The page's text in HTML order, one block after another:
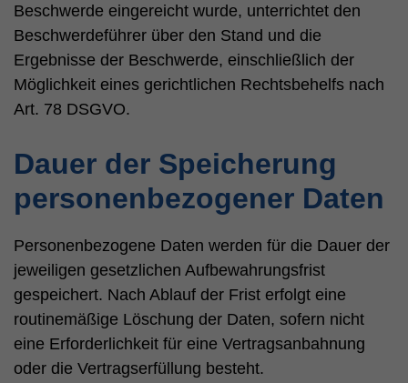
Beschwerde eingereicht wurde, unterrichtet den
Beschwerdeführer über den Stand und die
Ergebnisse der Beschwerde, einschließlich der
Möglichkeit eines gerichtlichen Rechtsbehelfs nach
Art. 78 DSGVO.
Dauer der Speicherung
personenbezogener Daten
Personenbezogene Daten werden für die Dauer der
jeweiligen gesetzlichen Aufbewahrungsfrist
gespeichert. Nach Ablauf der Frist erfolgt eine
routinemäßige Löschung der Daten, sofern nicht
eine Erforderlichkeit für eine Vertragsanbahnung
oder die Vertragserfüllung besteht.